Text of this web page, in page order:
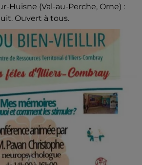
Huisne (Val-au-Perche, Orne) :
Ouvert à tous.